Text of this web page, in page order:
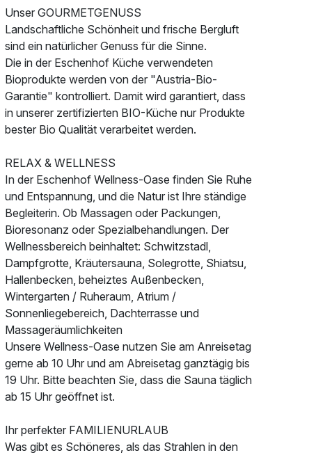
Unser GOURMETGENUSS
Landschaftliche Schönheit und frische Bergluft
sind ein natürlicher Genuss für die Sinne.
Die in der Eschenhof Küche verwendeten
Bioprodukte werden von der "Austria-Bio-
Garantie" kontrolliert. Damit wird garantiert, dass
in unserer zertifizierten BIO-Küche nur Produkte
bester Bio Qualität verarbeitet werden.
RELAX & WELLNESS
In der Eschenhof Wellness-Oase finden Sie Ruhe
und Entspannung, und die Natur ist Ihre ständige
Begleiterin. Ob Massagen oder Packungen,
Bioresonanz oder Spezialbehandlungen. Der
Wellnessbereich beinhaltet: Schwitzstadl,
Dampfgrotte, Kräutersauna, Solegrotte, Shiatsu,
Hallenbecken, beheiztes Außenbecken,
Wintergarten / Ruheraum, Atrium /
Sonnenliegebereich, Dachterrasse und
Massageräumlichkeiten
Unsere Wellness-Oase nutzen Sie am Anreisetag
gerne ab 10 Uhr und am Abreisetag ganztägig bis
19 Uhr. Bitte beachten Sie, dass die Sauna täglich
ab 15 Uhr geöffnet ist.
Ihr perfekter FAMILIENURLAUB
Was gibt es Schöneres, als das Strahlen in den